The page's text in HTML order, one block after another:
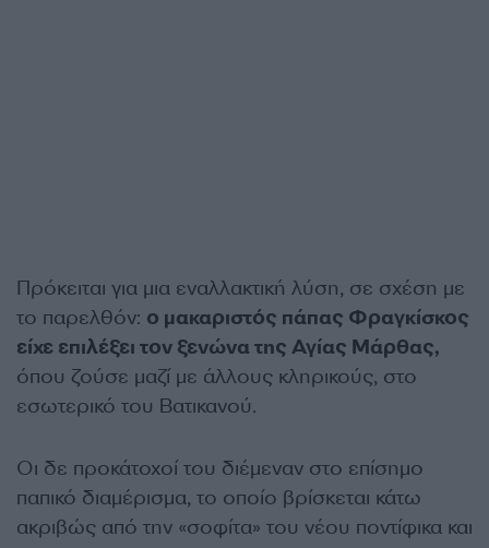
Πρόκειται για μια εναλλακτική λύση, σε σχέση με
το παρελθόν: ο μακαριστός πάπας Φραγκίσκος
είχε επιλέξει τον ξενώνα της Αγίας Μάρθας,
όπου ζούσε μαζί με άλλους κληρικούς, στο
εσωτερικό του Βατικανού.
Οι δε προκάτοχοί του διέμεναν στο επίσημο
παπικό διαμέρισμα, το οποίο βρίσκεται κάτω
ακριβώς από την «σοφίτα» του νέου ποντίφικα και